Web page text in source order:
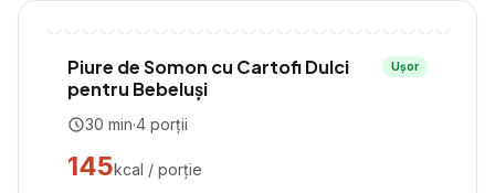
Piure de Somon cu Cartofi Dulci
pentru Bebeluși
Ușor
30 min·4 porții
145kcal / porție